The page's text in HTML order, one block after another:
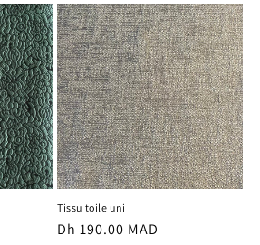
Tissu toile uni
Prix
Dh 190.00 MAD